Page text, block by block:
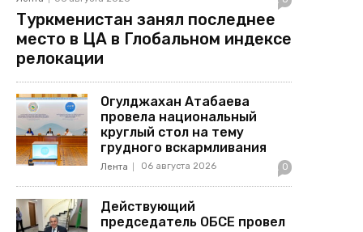
Туркменистан занял последнее
место в ЦА в Глобальном индексе
релокации
Огулджахан Атабаева
провела национальный
круглый стол на тему
грудного вскармливания
Лента 06 августа 2026 0
Действующий
председатель ОБСЕ провел